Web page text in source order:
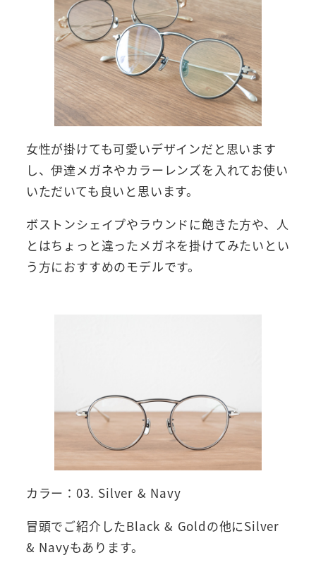
女性が掛けても可愛いデザインだと思います
し、伊達メガネやカラーレンズを入れてお使い
いただいても良いと思います。
ボストンシェイプやラウンドに飽きた方や、人
とはちょっと違ったメガネを掛けてみたいとい
う方におすすめのモデルです。
カラー：03. Silver & Navy
冒頭でご紹介したBlack & Goldの他にSilver
& Navyもあります。